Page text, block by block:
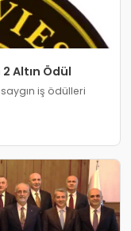
Altın Ödül
iş ödülleri